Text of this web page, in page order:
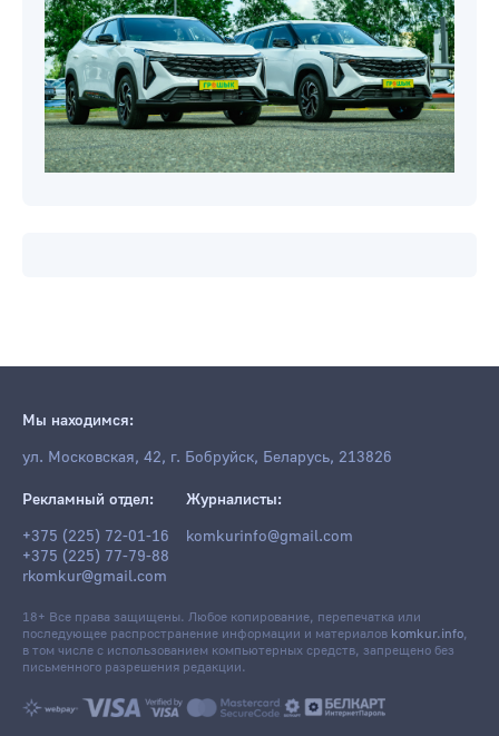
Мы находимся:
ул. Московская, 42, г. Бобруйск, Беларусь, 213826
Рекламный отдел:
+375 (225) 72-01-16
+375 (225) 77-79-88
rkomkur@gmail.com
Журналисты:
komkurinfo@gmail.com
18+ Все права защищены. Любое копирование, перепечатка или
последующее распространение информации и материалов komkur.info,
в том числе с использованием компьютерных средств, запрещено без
письменного разрешения редакции.